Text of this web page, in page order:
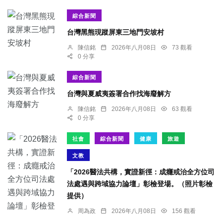
綜合新聞
台灣黑熊現蹤屏東三地門安坡村
陳信銘 2026年八月08日
73 觀看
0 分享
綜合新聞
台灣與夏威夷簽署合作找海廢解方
陳信銘 2026年八月08日
63 觀看
0 分享
社會 綜合新聞 健康 旅遊
文教
「2026醫法共構，實證新徑：成癮戒治全方位司
法處遇與跨域協力論壇」彰檢登場。（照片彰檢
提供）
周為政 2026年八月08日
156 觀看